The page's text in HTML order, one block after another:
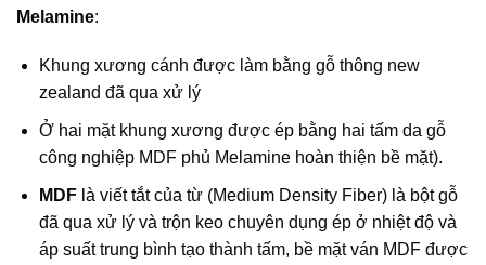
Melamine:
Khung xương cánh được làm bằng gỗ thông new
zealand đã qua xử lý
Ở hai mặt khung xương được ép bằng hai tấm da gỗ
công nghiệp MDF phủ Melamine hoàn thiện bề mặt).
MDFlà viết tắt của từ (Medium Density Fiber) là bột gỗ
đã qua xử lý và trộn keo chuyên dụng ép ở nhiệt độ và
áp suất trung bình tạo thành tấm, bề mặt ván MDF được